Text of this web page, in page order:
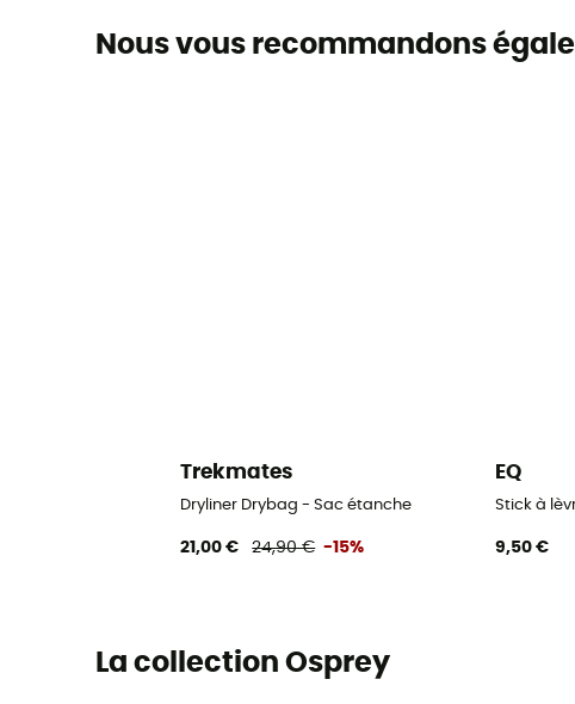
Nous vous recommandons
Trekmates
Dryliner Drybag - Sac étanche
21,00 € 24,90 € -15%
EQ
Stick à
9,50 €
La collection Osprey